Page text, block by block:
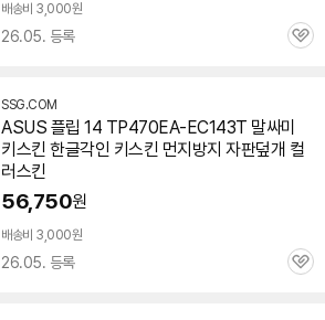
배송비 3,000원
26.05. 등록
관
SSG.COM
ASUS 플립 14 TP470EA-EC143T 말싸미
키스킨 한글각인 키스킨 먼지방지 자판덮개 컬
러스킨
56,750원
배송비 3,000원
26.05. 등록
관